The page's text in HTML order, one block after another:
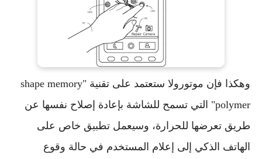
وهكذا فإن موتورولا ستعتمد على تقنية "shape memory
polymer" التي تسمح للشاشة بإعادة إصلاح نفسها عن
طريق تعرضها للحرارة، وسيعمل تطبيق خاص على
الهاتف الذكي إلى إعلام المستخدم في حالة وقوع